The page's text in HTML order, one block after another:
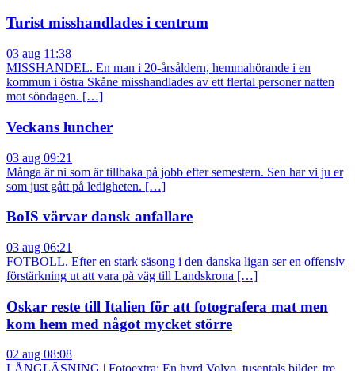
Turist misshandlades i centrum
03 aug 11:38
MISSHANDEL. En man i 20-årsåldern, hemmahörande i en
kommun i östra Skåne misshandlades av ett flertal personer natten
mot söndagen. […]
Veckans luncher
03 aug 09:21
Många är ni som är tillbaka på jobb efter semestern. Sen har vi ju er
som just gått på ledigheten. […]
BoIS värvar dansk anfallare
03 aug 06:21
FOTBOLL. Efter en stark säsong i den danska ligan ser en offensiv
förstärkning ut att vara på väg till Landskrona […]
Oskar reste till Italien för att fotografera mat men
kom hem med något mycket större
02 aug 08:08